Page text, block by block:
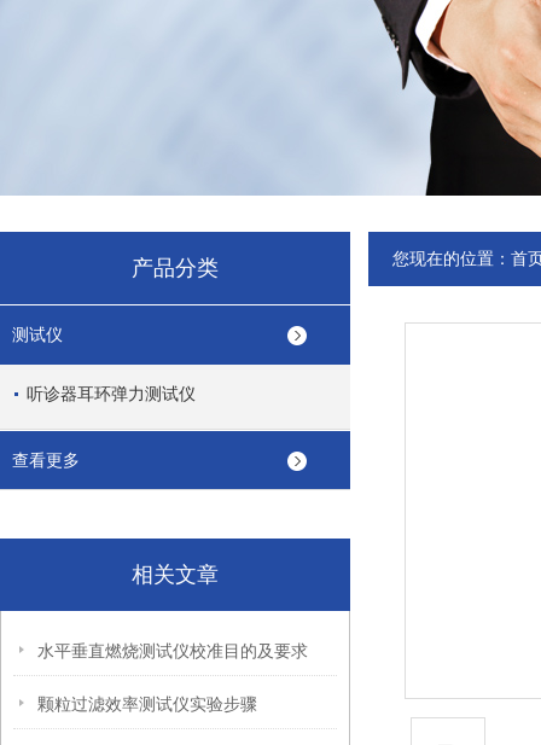
产品分类
测试仪
听诊器耳环弹力测试仪
查看更多
相关文章
水平垂直燃烧测试仪校准目的及要求
颗粒过滤效率测试仪实验步骤
您现在的位置： 首